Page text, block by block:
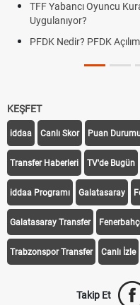
TFF Yabancı Oyuncu
Uygulanıyor?
PFDK Nedir? PFDK
KEŞFET
iddaa Canlı Skor Puan
Transfer Haberleri TV'de Bugün
iddaa Programı Galatasaray
Galatasaray Transfer
Trabzonspor Transfer Canlı İzle
Takip Et